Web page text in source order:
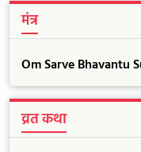
मंत्र
Om Sarve Bhavantu
व्रत कथा